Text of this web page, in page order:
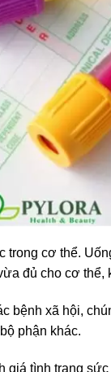
cơ thể.
đủ cho cơ thể,
bệnh xã hội,
phận khác.
tình trạng